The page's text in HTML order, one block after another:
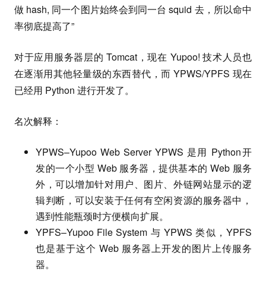
做 hash, 同一个图片始终会到同一台 squid 去，所以命中
率彻底提高了”
对于应用服务器层的 Tomcat，现在 Yupoo! 技术人员也
在逐渐用其他轻量级的东西替代，而 YPWS/YPFS 现在
已经用 Python 进行开发了。
名次解释：
YPWS–Yupoo Web Server YPWS 是用 Python开
发的一个小型 Web 服务器，提供基本的 Web 服务
外，可以增加针对用户、图片、外链网站显示的逻
辑判断，可以安装于任何有空闲资源的服务器中，
遇到性能瓶颈时方便横向扩展。
YPFS–Yupoo File System 与 YPWS 类似，YPFS
也是基于这个 Web 服务器上开发的图片上传服务
器。